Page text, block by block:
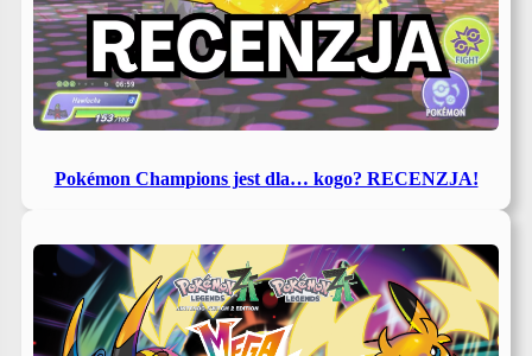
Pokémon Champions jest dla… kogo? RECENZJA!